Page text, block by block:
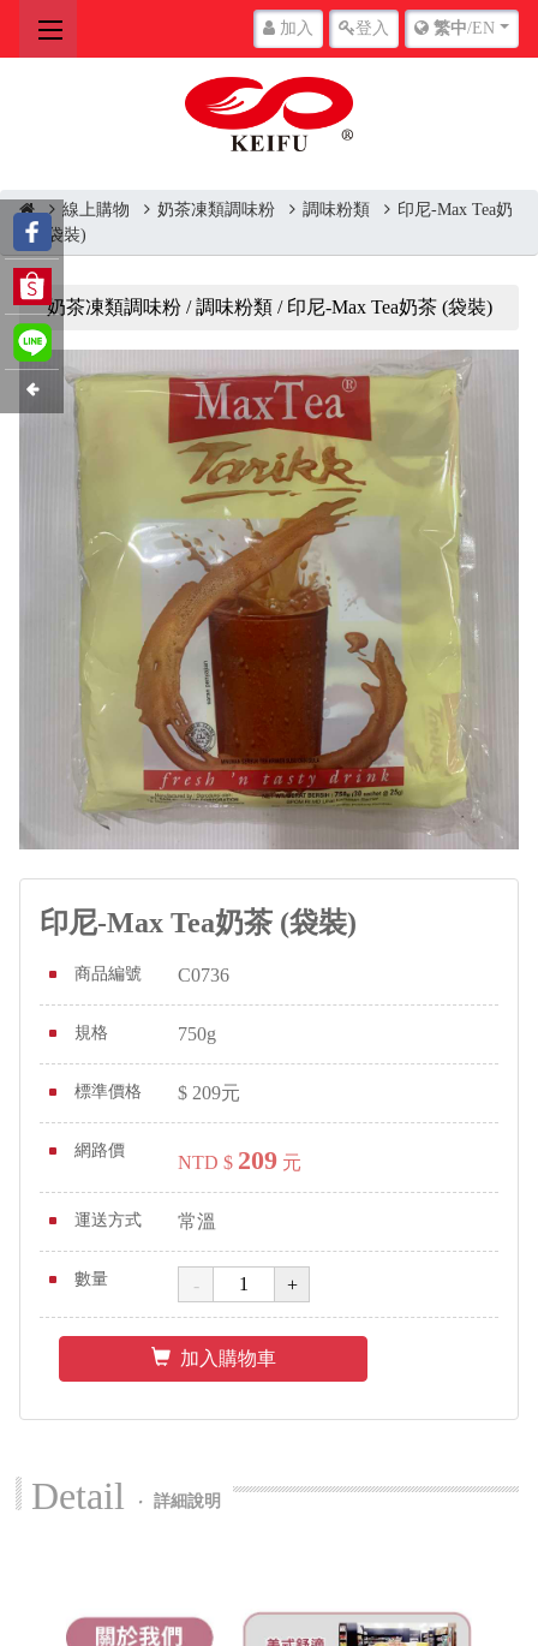
加入 登入 繁中/EN
線上購物 奶茶凍類調味粉 調味粉類
印尼-Max Tea奶
茶 (袋裝)
奶茶凍類調味粉 / 調味粉類 / 印尼-Max Tea奶茶 (袋裝)
印尼-Max Tea奶茶 (袋裝)
商品編號 C0736
規格 750g
標準價格 $ 209元
網路價
NTD $ 209 元
運送方式 常溫
數量
加入購物車
Detail ‧ 詳細說明